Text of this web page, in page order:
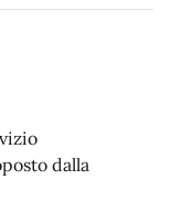
dalla